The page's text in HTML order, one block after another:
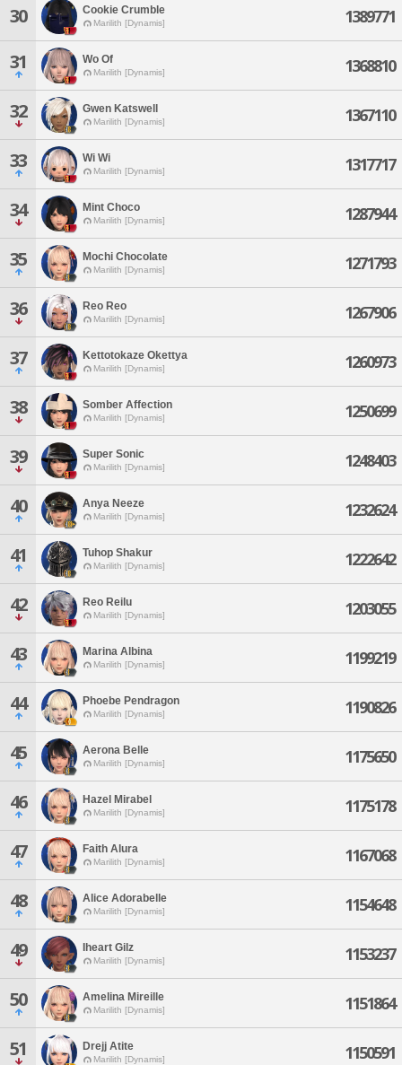
30 Cookie Crumble
Marilith [Dynamis] 1389771
31 Wo Of
Marilith [Dynamis] 1368810
32 Gwen Katswell
Marilith [Dynamis] 1367110
33 Wi Wi
Marilith [Dynamis] 1317717
34 Mint Choco
Marilith [Dynamis] 1287944
35 Mochi Chocolate
Marilith [Dynamis] 1271793
36 Reo Reo
Marilith [Dynamis] 1267906
37 Kettotokaze Okettya
Marilith [Dynamis] 1260973
38 Somber Affection
Marilith [Dynamis] 1250699
39 Super Sonic
Marilith [Dynamis] 1248403
40 Anya Neeze
Marilith [Dynamis] 1232624
41 Tuhop Shakur
Marilith [Dynamis] 1222642
42 Reo Reilu
Marilith [Dynamis] 1203055
43 Marina Albina
Marilith [Dynamis] 1199219
44 Phoebe Pendragon
Marilith [Dynamis] 1190826
45 Aerona Belle
Marilith [Dynamis] 1175650
46 Hazel Mirabel
Marilith [Dynamis] 1175178
47 Faith Alura
Marilith [Dynamis] 1167068
48 Alice Adorabelle
Marilith [Dynamis] 1154648
49 Iheart Gilz
Marilith [Dynamis] 1153237
50 Amelina Mireille
Marilith [Dynamis] 1151864
51 Drejj Atite
Marilith [Dynamis] 1150591